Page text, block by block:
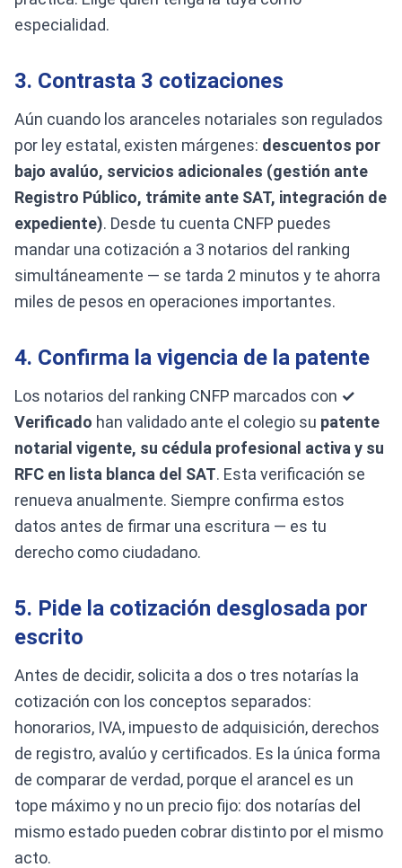
especialidad.
3. Contrasta 3 cotizaciones
Aún cuando los aranceles notariales son regulados
por ley estatal, existen márgenes: descuentos por
bajo avalúo, servicios adicionales (gestión ante
Registro Público, trámite ante SAT, integración de
expediente). Desde tu cuenta CNFP puedes
mandar una cotización a 3 notarios del ranking
simultáneamente — se tarda 2 minutos y te ahorra
miles de pesos en operaciones importantes.
4. Confirma la vigencia de la patente
Los notarios del ranking CNFP marcados con ✓
Verificado han validado ante el colegio su patente
notarial vigente, su cédula profesional activa y su
RFC en lista blanca del SAT. Esta verificación se
renueva anualmente. Siempre confirma estos
datos antes de firmar una escritura — es tu
derecho como ciudadano.
5. Pide la cotización desglosada por
escrito
Antes de decidir, solicita a dos o tres notarías la
cotización con los conceptos separados:
honorarios, IVA, impuesto de adquisición, derechos
de registro, avalúo y certificados. Es la única forma
de comparar de verdad, porque el arancel es un
tope máximo y no un precio fijo: dos notarías del
mismo estado pueden cobrar distinto por el mismo
acto.